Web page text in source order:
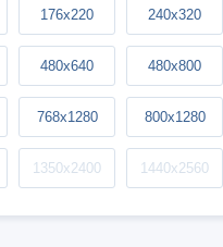
176x220 240x320
480x640 480x800
768x1280 800x1280
1350x2400 1440x2560